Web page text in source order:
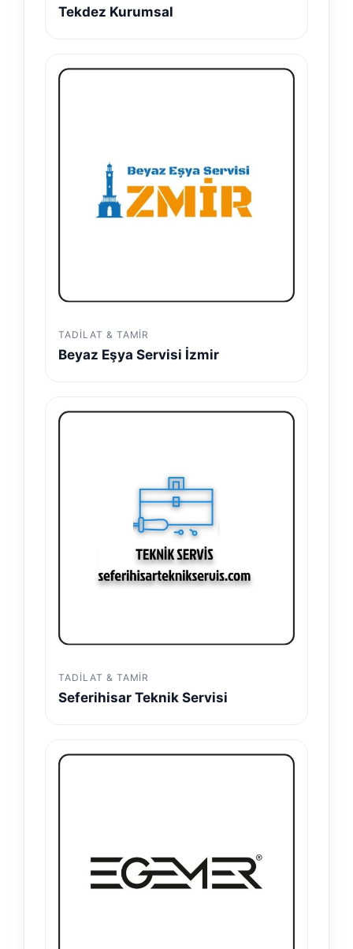
Tekdez Kurumsal
TADILAT & TAMIR
Beyaz Eşya Servisi İzmir
TADILAT & TAMIR
Seferihisar Teknik Servisi